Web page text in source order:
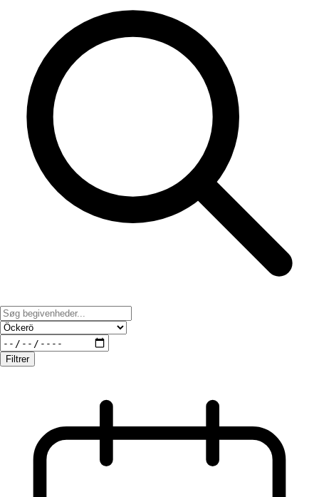
Filtrer